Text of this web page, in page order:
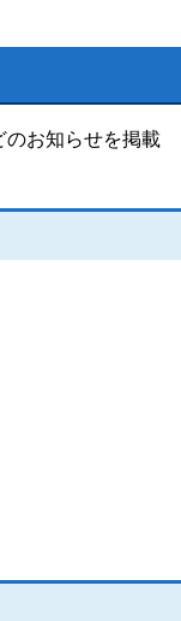
のお知らせを掲載